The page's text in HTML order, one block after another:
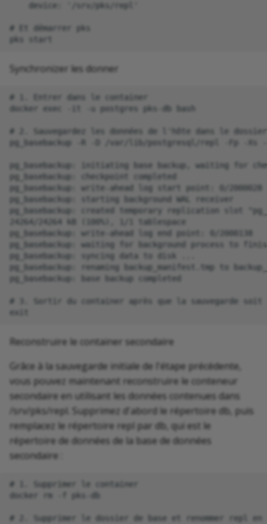
    device: '/srv/pks/repl'
# Et démarrer pks
Synchronizer les donner
# 1. Entrer dans le container
docker exec -it -u postgres pks-db bash
# 2. Sauvegardez les données de l'hôte dans le
pg_basebackup -R -D /var/lib/postgresql/repl -Fp -Xs
pg_basebackup: initiating base backup, waiting for
pg_basebackup: checkpoint completed
pg_basebackup: write-ahead log start point: 0/
pg_basebackup: starting background WAL receiver
pg_basebackup: created temporary replication slot
24264/24264 kB (100%), 1/1 tablespace
pg_basebackup: write-ahead log end point: 0/2000138
pg_basebackup: waiting for background process to
pg_basebackup: syncing data to disk ...
pg_basebackup: renaming backup_manifest.tmp to
pg_basebackup: base backup completed
# 3. Sortir du container après que la sauvegarde soit
Reconstruire le container secondaire
Grâce à la sauvegarde initiale de l'étape précédente,
vous pouvez maintenant reconstruire le conteneur
secondaire en utilisant les données contenues dans
/srv/pks/repl. Supprimez d'abord le répertoire db, puis
remplacez le répertoire repl par db, qui est le
répertoire de données de la base de données
secondaire :
# 1. Supprimer le container
docker rm -f pks-db
# 2. Supprimer le dossier de base et renommer repl en